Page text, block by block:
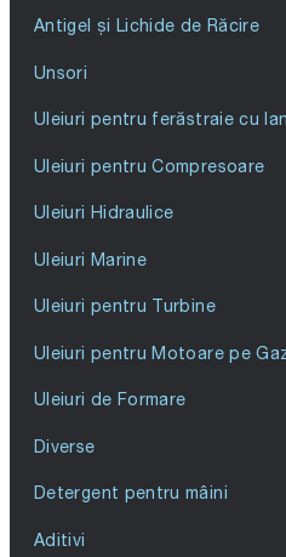
Antigel și Lichide de Răcire
Unsori
Uleiuri pentru ferăstraie cu
Uleiuri pentru Compresoare
Uleiuri Hidraulice
Uleiuri Marine
Uleiuri pentru Turbine
Uleiuri pentru Motoare pe
Uleiuri de Formare
Diverse
Detergent pentru mâini
Aditivi